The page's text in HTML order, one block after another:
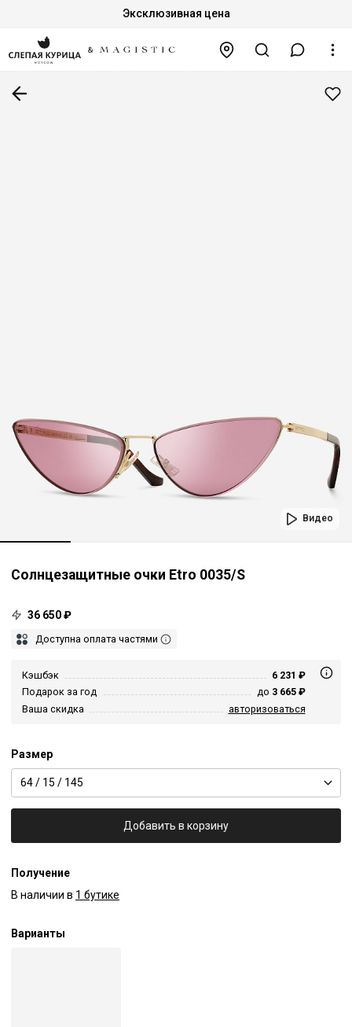
Эксклюзивная цена
Видео
Солнцезащитные очки Etro 0035/S
36 650 ₽
Доступна оплата частями
Кэшбэк
6 231 ₽
Подарок за год
до 3 665 ₽
Ваша скидка
авторизоваться
Размер
64 / 15 / 145
Добавить в корзину
Получение
В наличии в 1 бутике
Варианты